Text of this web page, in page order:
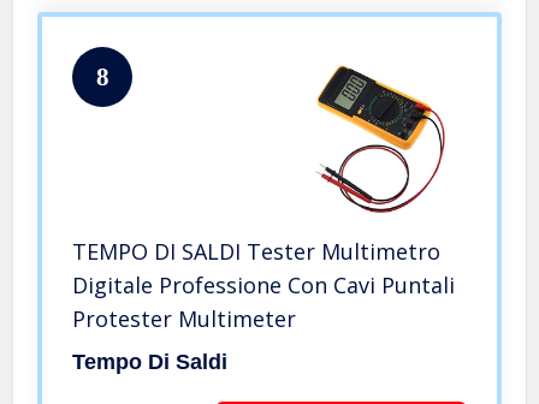
8
TEMPO DI SALDI Tester Multimetro
Digitale Professione Con Cavi Puntali
Protester Multimeter
Tempo Di Saldi